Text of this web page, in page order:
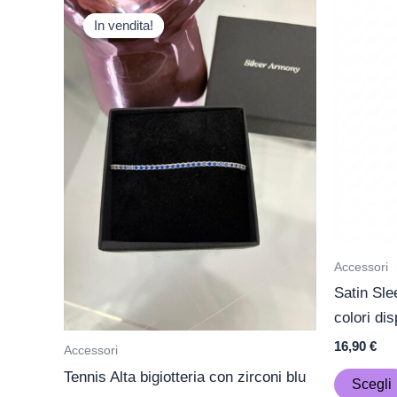
In vendita!
In vendita!
Accessori
Tennis Alta bigiotteria con zirconi blu
prezzo
originale
era:
249,00 €.
prezzo
attuale
è:
144,00 €.
Accessori
Satin
colori
16,90 €
Scegli